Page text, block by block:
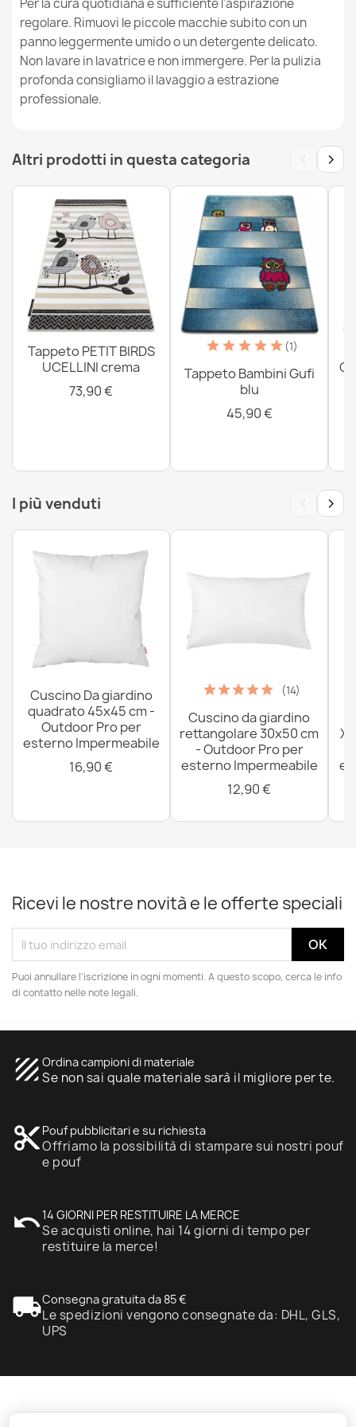
Tappeto lavabile BAMBINO Orsacchiotto, il pilota per
bambini antiscivolo - blu / marrone
26,90 €
Tappeto lavabile BAMBINO cerchio Punti per bambini
Tappeto lavabile BAMBINO Animali, Barca per bambini
antiscivolo - blu / marrone
Per la cura quotidiana è sufficiente l’aspirazione
regolare. Rimuovi le piccole macchie subito con un
panno leggermente umido o un detergente delicato.
Non lavare in lavatrice e non immergere. Per la pulizia
profonda consigliamo il lavaggio a estrazione
professionale.
Altri prodotti in questa categoria ‹ ›
Tappeto PETIT BIRDS
UCELLINI crema
73,90 €
(1)
Tappeto Bambini Gufi
blu
45,90 €
I più venduti ‹ ›
Cuscino Da giardino
quadrato 45x45 cm -
Outdoor Pro per
esterno Impermeabile
16,90 €
(14)
Cuscino da giardino
rettangolare 30x50 cm
- Outdoor Pro per
esterno Impermeabile
12,90 €
Ricevi le nostre novità e le offerte speciali
Puoi annullare l'iscrizione in ogni momenti. A questo scopo, cerca le info
di contatto nelle note legali.
texture Ordina campioni di materiale
Se non sai quale materiale sarà il migliore per te.
content_cut Pouf pubblicitari e su richiesta
Offriamo la possibilità di stampare sui nostri pouf
e pouf
undo14 GIORNI PER RESTITUIRE LA MERCE
Se acquisti online, hai 14 giorni di tempo per
restituire la merce!
local_shippingConsegna gratuita da 85 €
Le spedizioni vengono consegnate da: DHL, GLS,
UPS